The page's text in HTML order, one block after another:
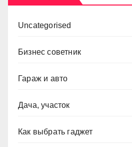
Uncategorised
Бизнес советник
Гараж и авто
Дача, участок
Как выбрать гаджет